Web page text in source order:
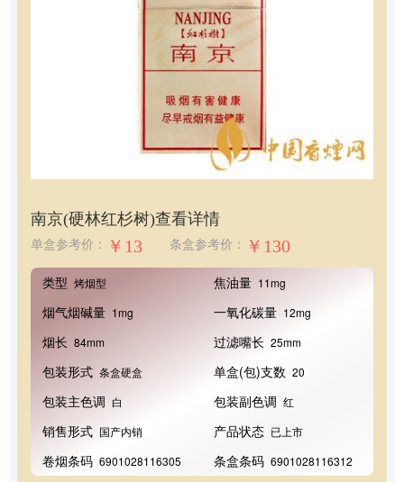
南京(硬林红杉树)查看详情
单盒参考价： ￥13 条盒参考价： ￥130
类型 烤烟型 焦油量 11mg
烟气烟碱量 1mg 一氧化碳量 12mg
烟长 84mm 过滤嘴长 25mm
包装形式 条盒硬盒 单盒(包)支数 20
包装主色调 白 包装副色调 红
销售形式 国产内销 产品状态 已上市
卷烟条码 6901028116305 条盒条码 6901028116312